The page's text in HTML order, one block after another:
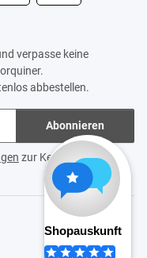
verpasse keine
abbestellen.
Abonnieren
zur Kenntnis